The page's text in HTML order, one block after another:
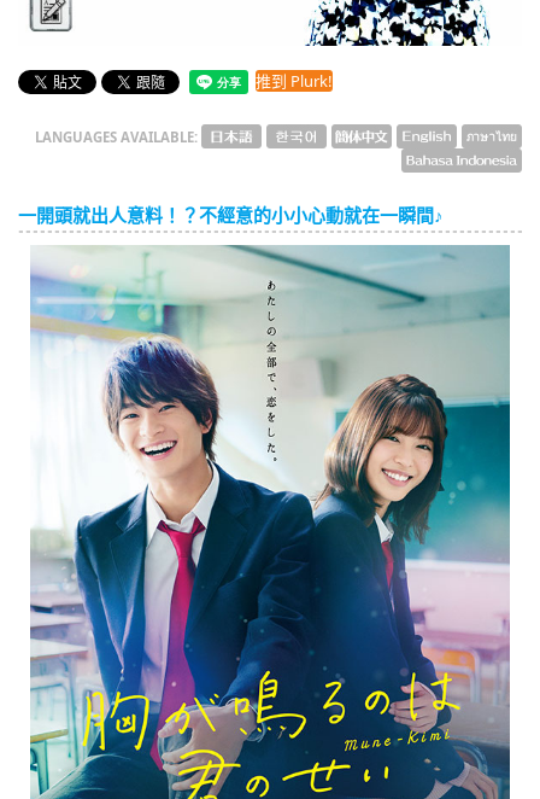
Bahasa Indonesia
Culture Watch 推到 Plurk!
LANGUAGES AVAILABLE:
一開頭就出人意料！？不經意的小小心動就在一瞬間♪